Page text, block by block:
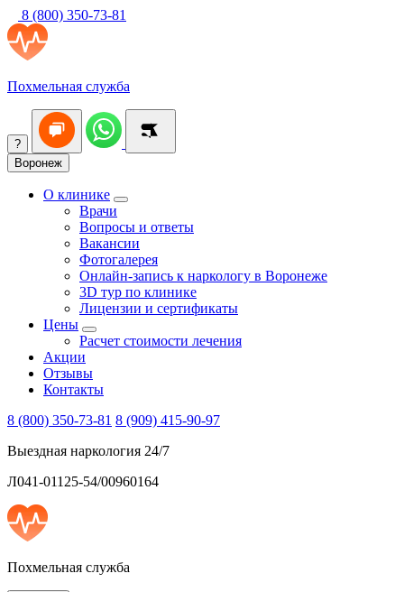
8 (800) 350-73-81
Похмельная служба
?
Воронеж
О клинике
Врачи
Вопросы и ответы
Вакансии
Фотогалерея
Онлайн-запись к наркологу в Воронеже
3D тур по клинике
Лицензии и сертификаты
Цены
Расчет стоимости лечения
Акции
Отзывы
Контакты
8 (800) 350-73-81 8 (909) 415-90-97
Выездная наркология 24/7
Л041-01125-54/00960164
Похмельная служба